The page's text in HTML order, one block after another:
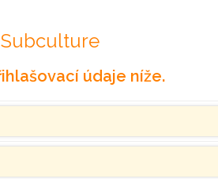
údaje níže.